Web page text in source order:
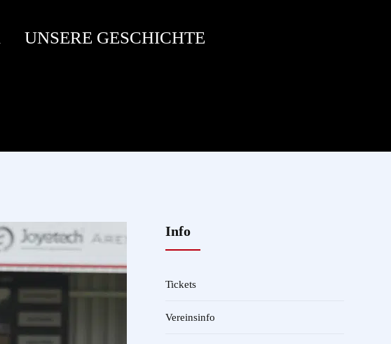
UNSERE GESCHICHTE
Info
Tickets
Vereinsinfo